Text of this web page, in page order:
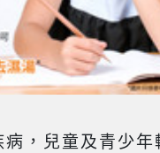
，兒童及青少年